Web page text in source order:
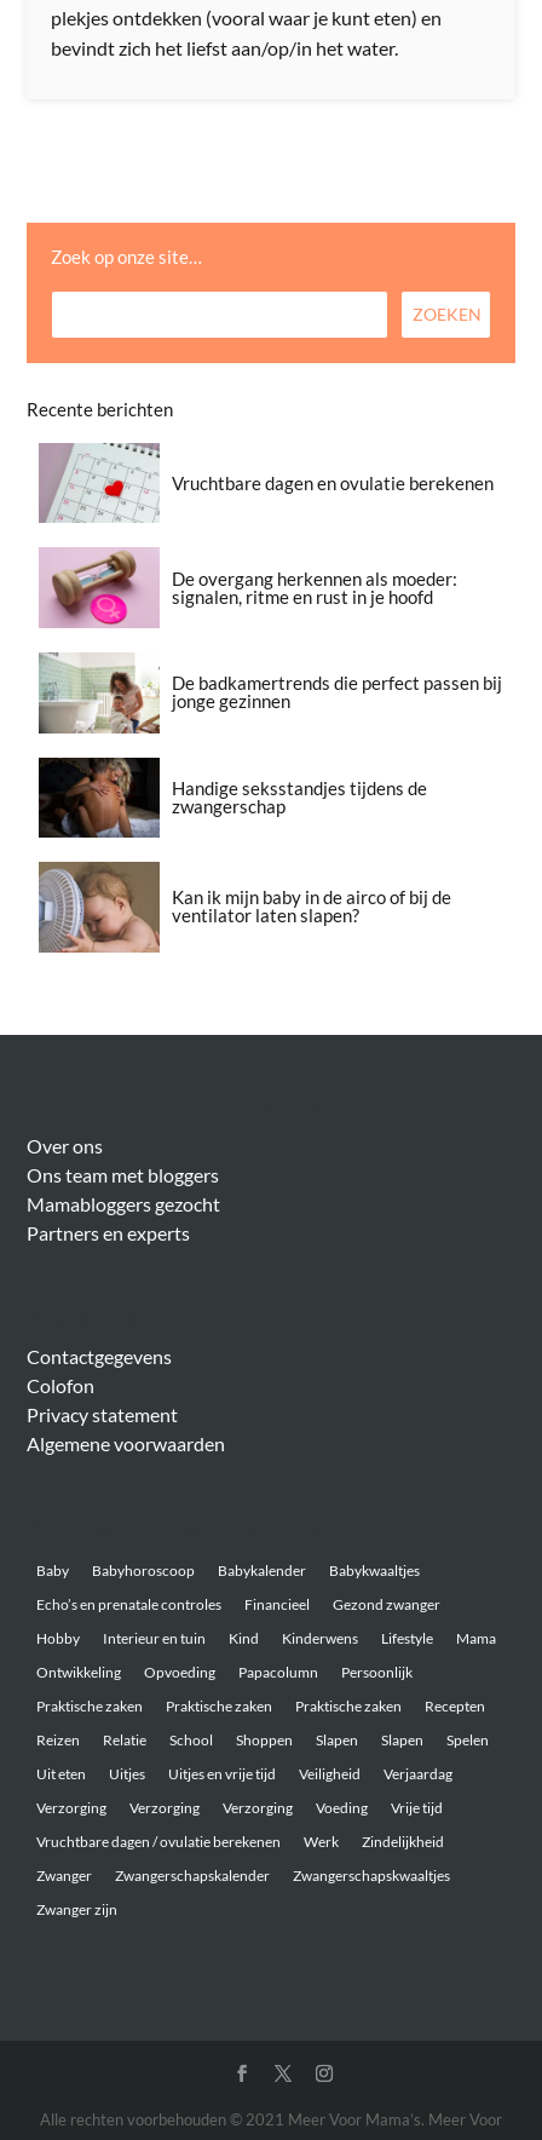
plekjes ontdekken (vooral waar je kunt eten) en
bevindt zich het liefst aan/op/in het water.
Zoek op onze site…
Recente berichten
Vruchtbare dagen en ovulatie berekenen
De overgang herkennen als moeder:
signalen, ritme en rust in je hoofd
De badkamertrends die perfect passen bij
jonge gezinnen
Handige seksstandjes tijdens de
zwangerschap
Kan ik mijn baby in de airco of bij de
ventilator laten slapen?
Over ons
Ons team met bloggers
Mamabloggers gezocht
Partners en experts
Contactgegevens
Colofon
Privacy statement
Algemene voorwaarden
Baby Babyhoroscoop Babykalender
Babykwaaltjes
Echo’s en prenatale controles
Financieel
Gezond zwanger
Hobby
Interieur en tuin Kind Kinderwens Lifestyle
Mama
Ontwikkeling
Opvoeding Papacolumn
Persoonlijk
Praktische zaken
Praktische zaken Praktische zaken
Recepten
Reizen
Relatie School Shoppen Slapen Slapen
Spelen
Uit eten
Uitjes Uitjes en vrije tijd Veiligheid
Verjaardag
Verzorging
Verzorging Verzorging Voeding
Vrije tijd
Vruchtbare dagen / ovulatie berekenen
Werk
Zindelijkheid
Zwanger
Zwangerschapskalender
Zwangerschapskwaaltjes
Zwanger zijn
Alle rechten voorbehouden © 2021 Meer Voor Mama’s. Meer Voor